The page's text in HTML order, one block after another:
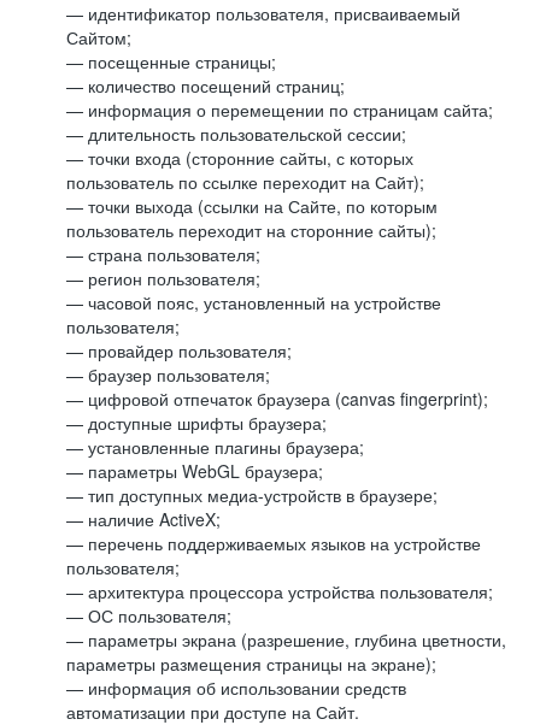
— идентификатор пользователя, присваиваемый
Сайтом;
— посещенные страницы;
— количество посещений страниц;
— информация о перемещении по страницам сайта;
— длительность пользовательской сессии;
— точки входа (сторонние сайты, с которых
пользователь по ссылке переходит на Сайт);
— точки выхода (ссылки на Сайте, по которым
пользователь переходит на сторонние сайты);
— страна пользователя;
— регион пользователя;
— часовой пояс, установленный на устройстве
пользователя;
— провайдер пользователя;
— браузер пользователя;
— цифровой отпечаток браузера (canvas fingerprint);
— доступные шрифты браузера;
— установленные плагины браузера;
— параметры WebGL браузера;
— тип доступных медиа-устройств в браузере;
— наличие ActiveX;
— перечень поддерживаемых языков на устройстве
пользователя;
— архитектура процессора устройства пользователя;
— ОС пользователя;
— параметры экрана (разрешение, глубина цветности,
параметры размещения страницы на экране);
— информация об использовании средств
автоматизации при доступе на Сайт.